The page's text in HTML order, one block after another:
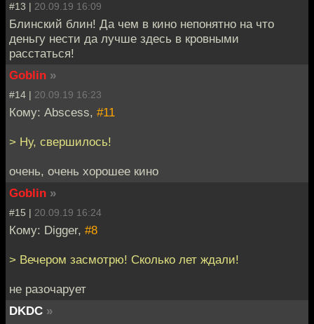
#13 | 20.09.19 16:09
Блинский блин! Да чем в кино непонятно на что
деньгу нести да лучше здесь в кровными
расстаться!
Goblin »
#14 | 20.09.19 16:23
Кому: Abscess, #11
> Ну, свершилось!
очень, очень хорошее кино
Goblin »
#15 | 20.09.19 16:24
Кому: Digger, #8
> Вечером засмотрю! Сколько лет ждали!
не разочарует
DKDC »